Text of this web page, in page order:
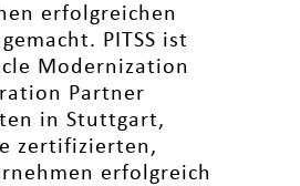
erfolgreichen
PITSS ist
Modernization
Partner
in Stuttgart,
zertifizierten,
erfolgreich